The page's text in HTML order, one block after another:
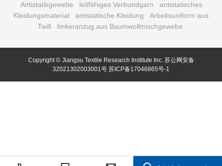
Antistatikgewebe
leitfähiges Verbundgarn
antistatisches
Kleidungsmaterial
antistatische Kleidung
Arbeitsuniform aus
Twill
Imkeranzug aus Baumwollmischgewebe
Copyright © Jiangsu Textile Research Institute Inc. 苏公网安备
32021302003001号 苏ICP备17046865号-1